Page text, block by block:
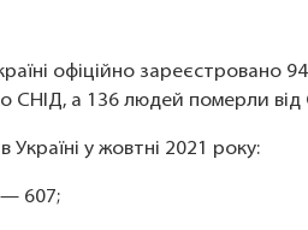
офіційно зареєстровано
СНІД, а 136 людей померли від
Україні у жовтні 2021 року:
— 607;